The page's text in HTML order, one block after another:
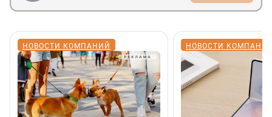
НОВОСТИ КОМПАНИЙ НОВОСТИ